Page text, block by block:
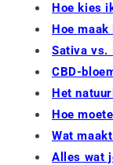
Hoe kies
Hoe
Sativa vs.
CBD-
Het
Hoe
Wat
Alles wat